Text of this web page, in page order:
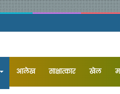
आलेख ⁠साक्षात्कार खेल